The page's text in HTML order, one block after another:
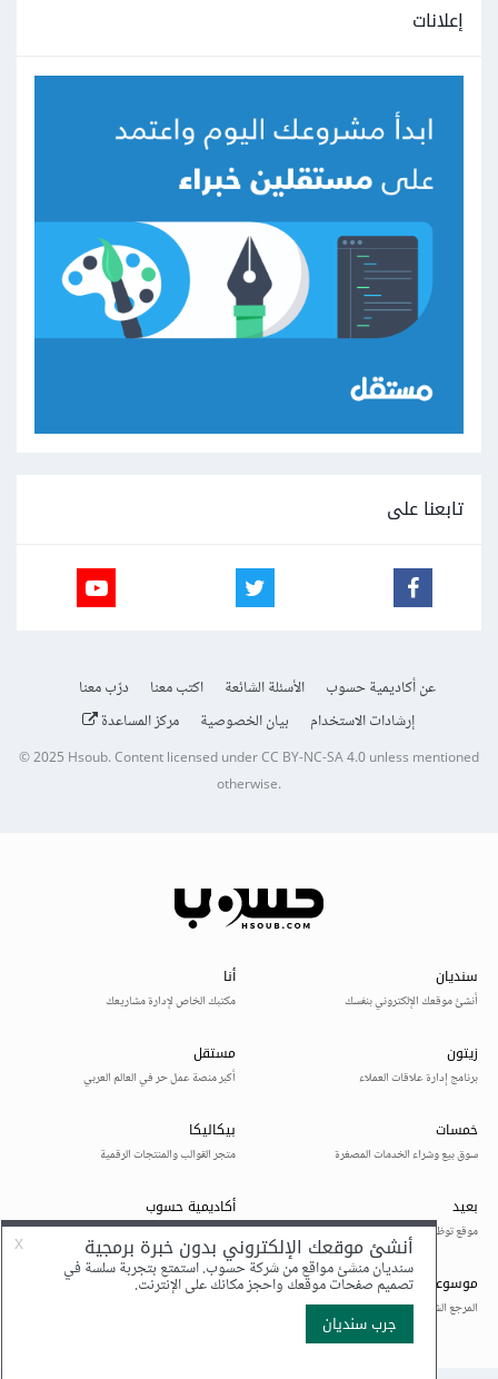
إعلانات
تابعنا على
عن أكاديمية حسوب الأسئلة الشائعة اكتب معنا
درّب معنا
إرشادات الاستخدام
بيان الخصوصية مركز المساعدة
© 2025Hsoub.Content licensed underCC BY-NC-SA 4.0unless mentioned
otherwise.